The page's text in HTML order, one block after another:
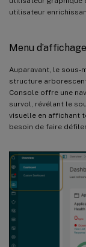
utilisateur
Menu
Auparavant, le sous-
structure
Console offre une
survol, révélant le
visuelle en affichant
besoin de faire